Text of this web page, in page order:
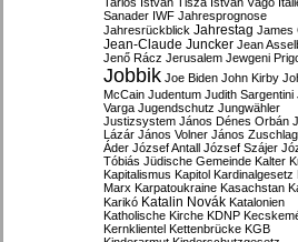
Sanader IWF Jahresprognose
Jahresrückblick Jahrestag James
Jean-Claude Juncker Jean
Jenő Rácz Jerusalem Jewgeni
Jobbik Joe Biden John Kirby
McCain Judentum Judith Sargentini
Varga Jugendschutz Jungwähler
Justizsystem János Dénes Orbán
Lázár János Volner János Zuschlag
Áder József Antall József Szájer
Tóbiás Jüdische Gemeinde Kalter
Kapitalismus Kapitol Kardinalgesetz
Marx Karpatoukraine Kasachstan
Karikó Katalin Novák Katalonien
Katholische Kirche KDNP
Kernklientel Kettenbrücke KGB